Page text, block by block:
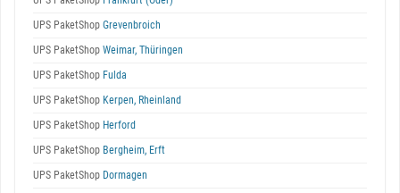
UPS PaketShop Grevenbroich
UPS PaketShop Weimar, Thüringen
UPS PaketShop Fulda
UPS PaketShop Kerpen, Rheinland
UPS PaketShop Herford
UPS PaketShop Bergheim, Erft
UPS PaketShop Dormagen